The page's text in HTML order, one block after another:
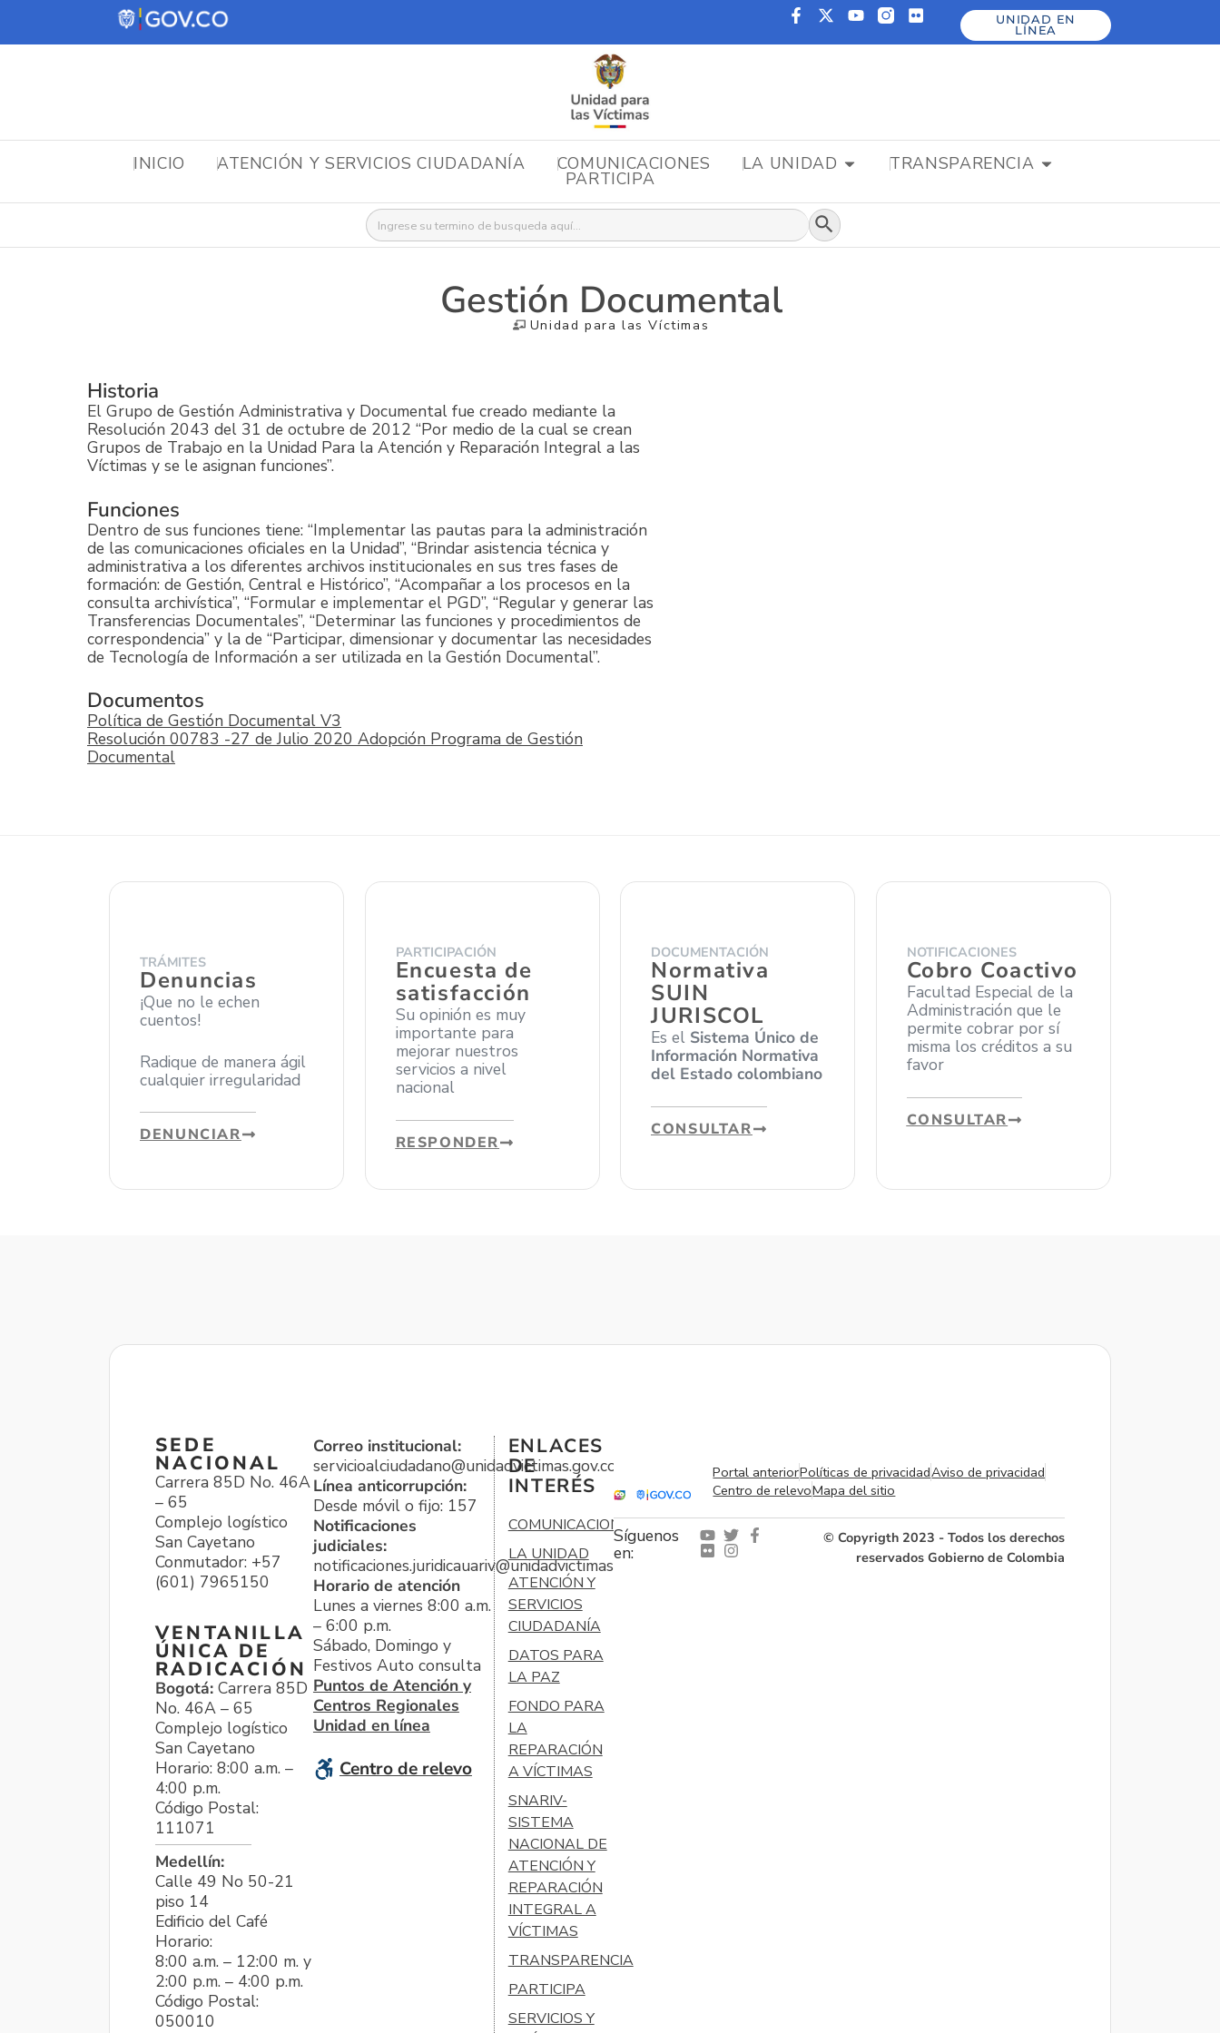
UNIDAD EN
LÍNEA
INICIO ATENCIÓN Y SERVICIOS CIUDADANÍA COMUNICACIONES LA UNIDAD TRANSPARENCIA
PARTICIPA
Buscar: Botón de búsqueda
Gestión Documental
Unidad para las Víctimas
Historia
El Grupo de Gestión Administrativa y Documental fue creado mediante la
Resolución 2043 del 31 de octubre de 2012 “Por medio de la cual se crean
Grupos de Trabajo en la Unidad Para la Atención y Reparación Integral a las
Víctimas y se le asignan funciones”.
Funciones
Dentro de sus funciones tiene: “Implementar las pautas para la administración
de las comunicaciones oficiales en la Unidad”, “Brindar asistencia técnica y
administrativa a los diferentes archivos institucionales en sus tres fases de
formación: de Gestión, Central e Histórico”, “Acompañar a los procesos en la
consulta archivística”, “Formular e implementar el PGD”, “Regular y generar las
Transferencias Documentales”, “Determinar las funciones y procedimientos de
correspondencia” y la de “Participar, dimensionar y documentar las necesidades
de Tecnología de Información a ser utilizada en la Gestión Documental”.
Documentos
Política de Gestión Documental V3
Resolución 00783 -27 de Julio 2020 Adopción Programa de Gestión
Documental
TRÁMITES
Denuncias
¡Que no le echen
cuentos!
Radique de manera ágil
cualquier irregularidad
DENUNCIAR
PARTICIPACIÓN
Encuesta de
satisfacción
Su opinión es muy
importante para
mejorar nuestros
servicios a nivel
nacional
RESPONDER
DOCUMENTACIÓN
Normativa
SUIN
JURISCOL
Es el Sistema Único de
Información Normativa
del Estado colombiano
CONSULTAR
NOTIFICACIONES
Cobro Coactivo
Facultad Especial de la
Administración que le
permite cobrar por sí
misma los créditos a su
favor
CONSULTAR
SEDE
NACIONAL
Carrera 85D No. 46A
– 65
Complejo logístico
San Cayetano
Conmutador: +57
(601) 7965150
VENTANILLA
ÚNICA DE
RADICACIÓN
Bogotá: Carrera 85D
No. 46A – 65
Complejo logístico
San Cayetano
Horario: 8:00 a.m. –
4:00 p.m.
Código Postal:
111071
Medellín:
Calle 49 No 50-21
piso 14
Edificio del Café
Horario:
8:00 a.m. – 12:00 m. y
2:00 p.m. – 4:00 p.m.
Código Postal:
050010
Correo institucional:
servicioalciudadano@unidadvictimas.gov.co
Línea anticorrupción:
Desde móvil o fijo: 157
Notificaciones
judiciales:
notificaciones.juridicauariv@unidadvictimas.gov.co
Horario de atención
Lunes a viernes 8:00 a.m.
– 6:00 p.m.
Sábado, Domingo y
Festivos Auto consulta
Puntos de Atención y
Centros Regionales
Unidad en línea
Centro de relevo
ENLACES
DE
INTERÉS
COMUNICACIONES
LA UNIDAD
ATENCIÓN Y
SERVICIOS
CIUDADANÍA
DATOS PARA
LA PAZ
FONDO PARA
LA
REPARACIÓN
A VÍCTIMAS
SNARIV-
SISTEMA
NACIONAL DE
ATENCIÓN Y
REPARACIÓN
INTEGRAL A
VÍCTIMAS
TRANSPARENCIA
PARTICIPA
SERVICIOS Y
Portal anteriorPolíticas de privacidadAviso de privacidad
Centro de relevoMapa del sitio
Síguenos
en:
© Copyrigth 2023 - Todos los derechos
reservados Gobierno de Colombia